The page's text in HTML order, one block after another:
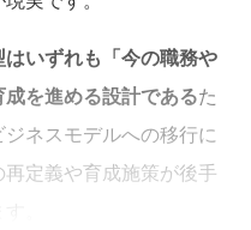
いずれも「今の職務や
を進める設計であるた
ネスモデルへの移行に
定義や育成施策が後手